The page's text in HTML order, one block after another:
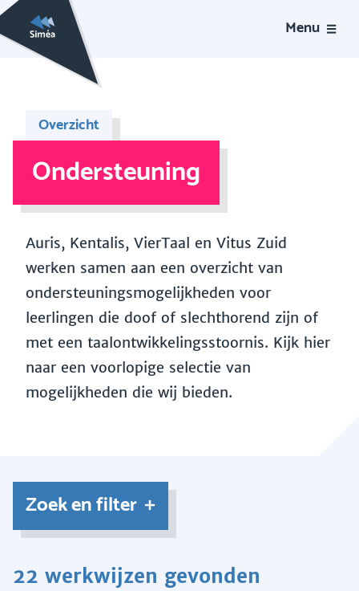
Menu
Overzicht
Ondersteuning
Auris, Kentalis, VierTaal en Vitus Zuid
werken samen aan een overzicht van
ondersteuningsmogelijkheden voor
leerlingen die doof of slechthorend zijn of
met een taalontwikkelingsstoornis. Kijk hier
naar een voorlopige selectie van
mogelijkheden die wij bieden.
Zoek en filter
22 werkwijzen gevonden